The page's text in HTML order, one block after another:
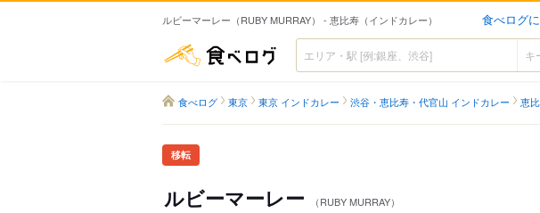
ルビーマーレー（RUBY MURRAY） - 恵比寿（インドカレー） 食べログ
食べログ
食べログ 東京 東京 インドカレー 渋谷・恵比寿・代官山 インドカレー 恵
移転
ルビーマーレー （RUBY MURRAY）